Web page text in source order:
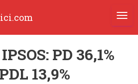
PD 36,1%
13,9%